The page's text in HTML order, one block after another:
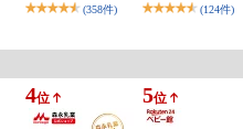
(358件) (124件)
4位 5位